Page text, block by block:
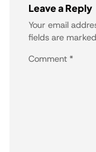
Leave a Reply
Your email
fields are marked
Comment *